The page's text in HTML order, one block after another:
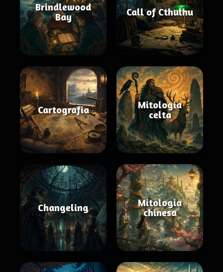
Brindlewood
Bay
Call of Cthulhu
Cartografia
Mitologia
celta
Changeling
Mitologia
chinesa